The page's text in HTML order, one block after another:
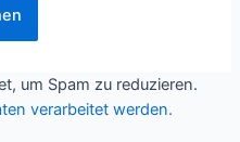
um Spam zu reduzieren.
verarbeitet werden.